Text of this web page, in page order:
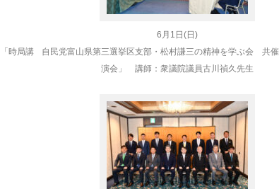
「時局講
6月1日(日)
自民党富山県第三選挙区支部・松村謙三の精神を学ぶ会 共催
演会」 講師：衆議院議員古川禎久先生